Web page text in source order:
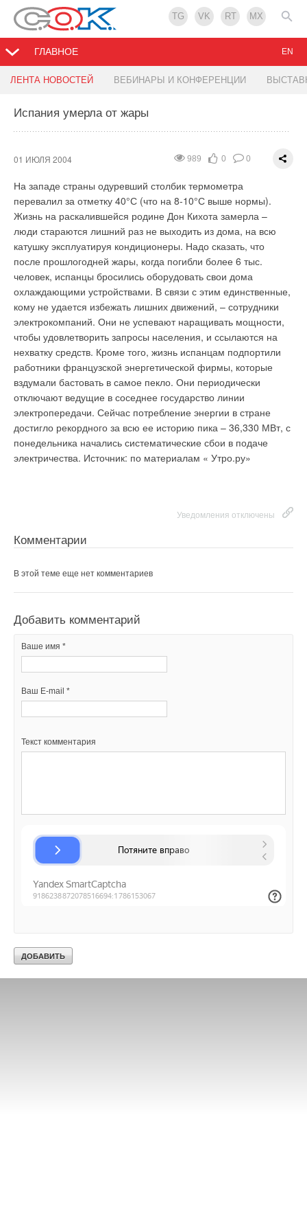
TG VK RT MX
ГЛАВНОЕ
ЛЕНТА НОВОСТЕЙ ВЕБИНАРЫ И КОНФЕРЕНЦИИ
EN
Испания умерла от жары
989 0 0
01 ИЮЛЯ 2004
На западе страны одуревший столбик термометра
перевалил за отметку 40°С (что на 8-10°С выше нормы).
Жизнь на раскалившейся родине Дон Кихота замерла –
люди стараются лишний раз не выходить из дома, на всю
катушку эксплуатируя кондиционеры. Надо сказать, что
после прошлогодней жары, когда погибли более 6 тыс.
человек, испанцы бросились оборудовать свои дома
охлаждающими устройствами. В связи с этим единственные,
кому не удается избежать лишних движений, – сотрудники
электрокомпаний. Они не успевают наращивать мощности,
чтобы удовлетворить запросы населения, и ссылаются на
нехватку средств. Кроме того, жизнь испанцам подпортили
работники французской энергетической фирмы, которые
вздумали бастовать в самое пекло. Они периодически
отключают ведущие в соседнее государство линии
электропередачи. Сейчас потребление энергии в стране
достигло рекордного за всю ее историю пика – 36,330 МВт, с
понедельника начались систематические сбои в подаче
электричества. Источник: по материалам « Утро.ру»
Уведомления отключены
Комментарии
В этой теме еще нет комментариев
Добавить комментарий
Ваше имя *
Ваш E-mail *
Текст комментария
В Москве будут установлены бесплатные
1007 0 0
30 ИЮНЯ 2004
Как сообщили в Департаменте ЖКХ и благоустройства
Лужков. Такая мера вызвана недостаточным количеством
городских стационарных туалетов. Департаменту поручено
"в недельный срок подготовить перечень мест размещения
передвижных компактных туалетов и представить его на
утверждение в установленном порядке руководителю
Комплекса городского хозяйства Москвы". По информации
РИА "Новости", установка и содержание туалетов будут
осуществлены за счет средств бюджета города.
Уведомления отключены
Комментарии
В этой теме еще нет комментариев
Добавить комментарий
Текст комментария
Семинар по проблемам локальных очистных
технологий Москомархитектуры
Современные материалы, оборудование и технологии"
состоится 29 июня в Центре новых строительных технологий,
материалов и оборудования Москомархитектуры. Цель
семинара - ознакомить представителей проектных
институтов, архитектурно-проектных мастерских,
строительных и монтажных организаций и других
заинтересованных лиц с конструктивными решениями,
материалами и оборудованием, использующимися при
проектировании, строительстве, монтаже локальных
очистных сооружений. В программе семинара выступление
ведущего специалиста лаборатории водоснабжения и
канализации ФГУП НИИ Санитарной техники Юрия
Юмашева на тему «Экологическое решение вопросов
водоснабжения и канализации», доклад генерального
конструктора ЗАО«СБМ-групп» Юрия Бобылева на тему
«Комплексное решение экологических проблем
современного коттежда». Кроме того, перед собравшимися
выступит тренинг-менеджер ЗАО «Упонор Рус» Дарья
Еламина, которая расскажет об Uponor Sako – автомномной
В этой теме еще нет комментариев